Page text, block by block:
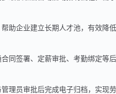
助企业建立长期人才池，有效降
同签署、定薪审批、考勤绑定等后
理员审批后完成电子归档，实现